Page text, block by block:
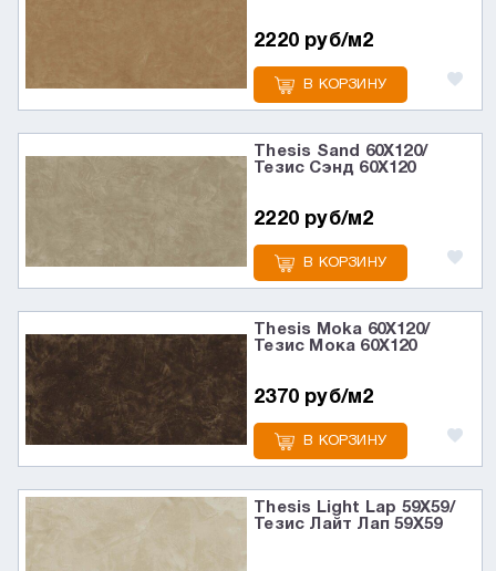
2220 руб/м2
В КОРЗИНУ
Thesis Sand 60X120/
Тезис Сэнд 60X120
2220 руб/м2
В КОРЗИНУ
Thesis Moka 60X120/
Тезис Мока 60X120
2370 руб/м2
В КОРЗИНУ
Thesis Light Lap 59X59/
Тезис Лайт Лап 59X59